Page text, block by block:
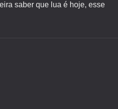
saber que lua é hoje, esse